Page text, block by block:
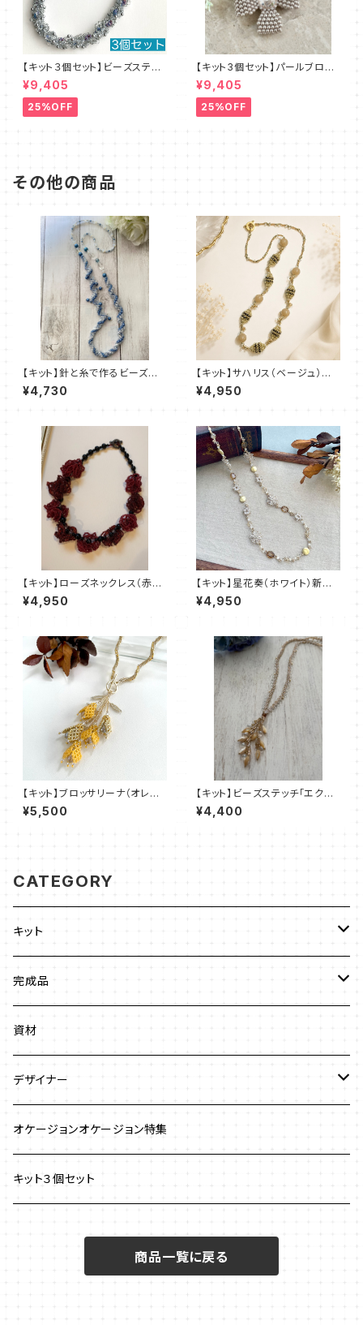
【キット３個セット】ビーズステッ
チキット・ブルーレース デザイ
ン：清水理子
¥9,405
25%OFF
【キット3個セット】パールブロー
チ（ピンクベージュ）澤田美子
¥9,405
25%OFF
その他の商品
【キット】針と糸で作るビーズス
テッチキット「Ryou」清水理子
¥4,730
【キット】サハリス（ベージュ）新
川智未
¥4,950
【キット】ローズネックレス（赤
系）澤田美子
¥4,950
【キット】星花奏（ホワイト）新川
智未
¥4,950
【キット】ブロッサリーナ（オレン
ジ）新川智未
¥5,500
【キット】ビーズステッチ「エクラ・
シェル」清水理子
¥4,400
CATEGORY
キット
ビーズステッチ
ネックレス
ストラップ
ジュエリークロッシェ
クロッシェ
ワイヤーワーク
ネックレス
チェインメイル
完成品
ネックレス
ブレスレット
ピアス
ブローチ
資材
デザイナー
澤田美子
新川智未
オケージョンオケージョン特集
キット３個セット
商品一覧に戻る